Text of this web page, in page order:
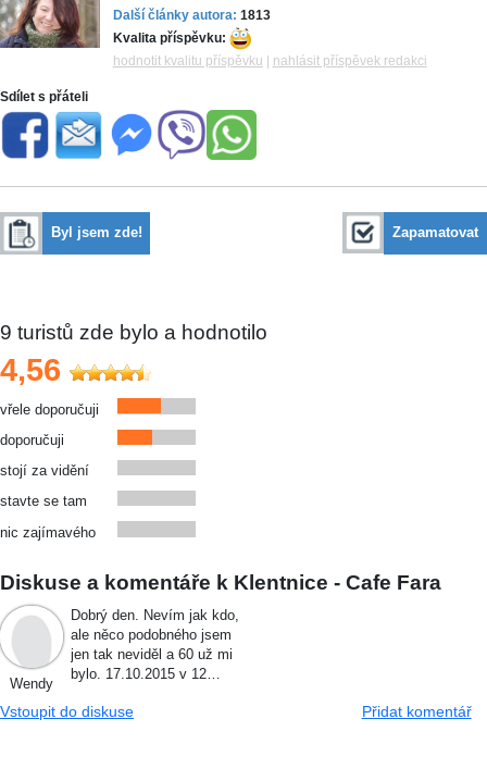
Další články autora: 1813
Kvalita příspěvku:
hodnotit kvalitu příspěvku
nahlásit příspěvek redakci
Sdílet s přáteli
Byl jsem zde! Zapamatovat
9 turistů zde bylo a hodnotilo
4,56
vřele doporučuji
doporučuji
stojí za vidění
stavte se tam
nic zajímavého
Diskuse a komentáře k Klentnice - Cafe Fara
Wendy
Dobrý den. Nevím jak kdo,
ale něco podobného jsem
jen tak neviděl a 60 už mi
bylo. 17.10.2015 v 12…
Vstoupit do diskuse Přidat komentář